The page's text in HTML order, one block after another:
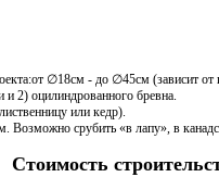
∅18см - до ∅45см (зависит от
2) оцилиндрованного бревна.
или кедр).
Возможно срубить «в лапу», в
Стоимость